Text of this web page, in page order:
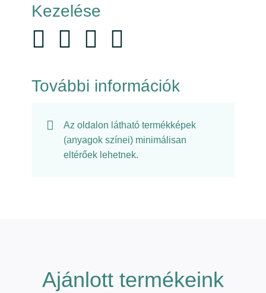
Kezelése
További információk
Az oldalon látható termékképek
(anyagok színei) minimálisan
eltérőek lehetnek.
Ajánlott termékeink